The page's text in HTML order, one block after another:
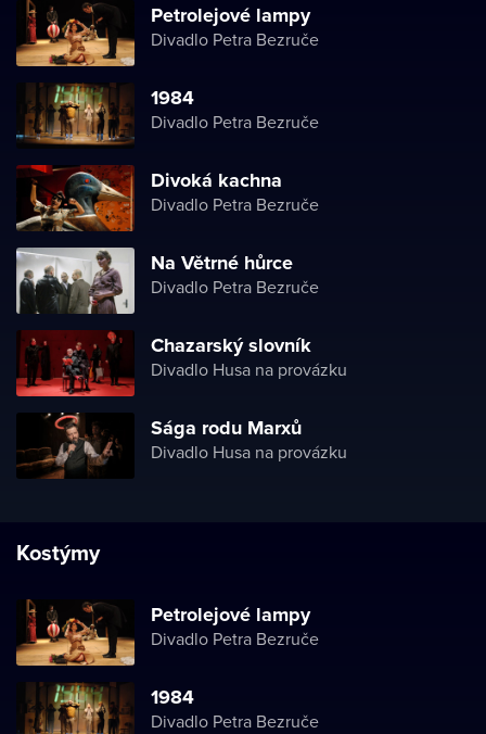
Petrolejové lampy
Divadlo Petra Bezruče
1984
Divadlo Petra Bezruče
Divoká kachna
Divadlo Petra Bezruče
Na Větrné hůrce
Divadlo Petra Bezruče
Chazarský slovník
Divadlo Husa na provázku
Sága rodu Marxů
Divadlo Husa na provázku
Kostýmy
Petrolejové lampy
Divadlo Petra Bezruče
1984
Divadlo Petra Bezruče